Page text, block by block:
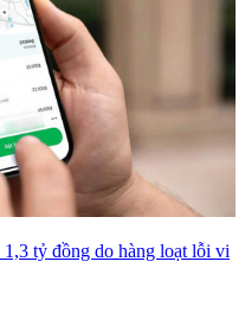
tỷ đồng do hàng loạt lỗi vi